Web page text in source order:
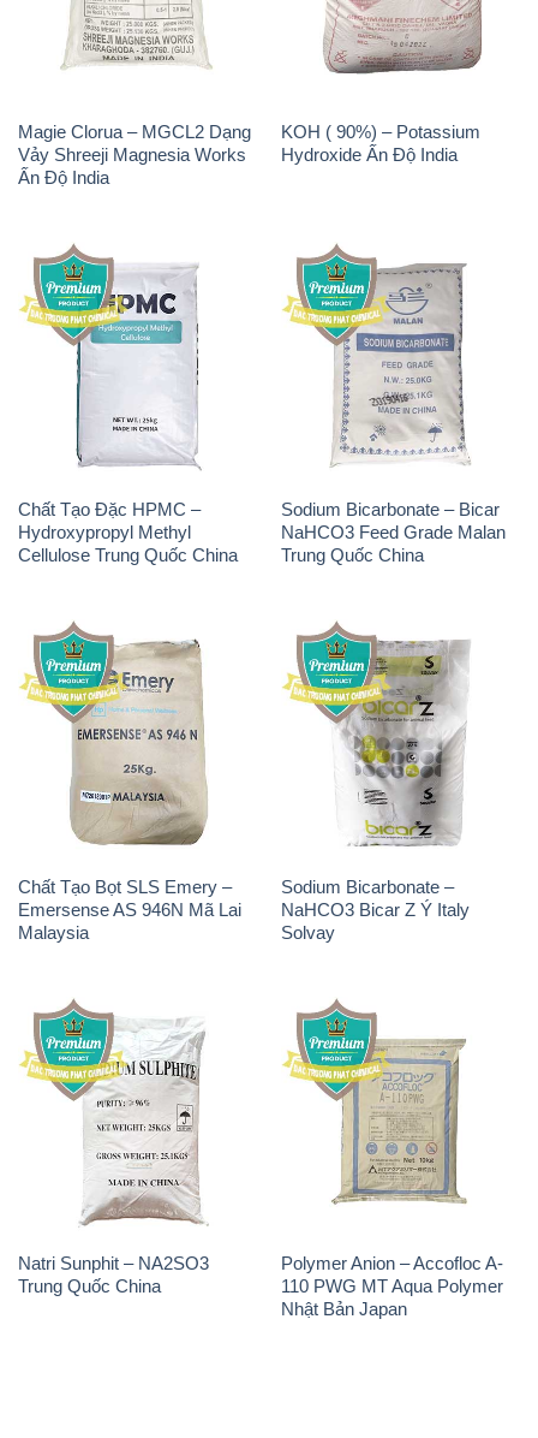
Magie Clorua – MGCL2 Dạng
Vảy Shreeji Magnesia Works
Ấn Độ India
KOH ( 90%) – Potassium
Hydroxide Ấn Độ India
Chất Tạo Đặc HPMC –
Hydroxypropyl Methyl
Cellulose Trung Quốc China
Sodium Bicarbonate – Bicar
NaHCO3 Feed Grade Malan
Trung Quốc China
Chất Tạo Bọt SLS Emery –
Emersense AS 946N Mã Lai
Malaysia
Sodium Bicarbonate –
NaHCO3 Bicar Z Ý Italy
Solvay
Natri Sunphit – NA2SO3
Trung Quốc China
Polymer Anion – Accofloc A-
110 PWG MT Aqua Polymer
Nhật Bản Japan